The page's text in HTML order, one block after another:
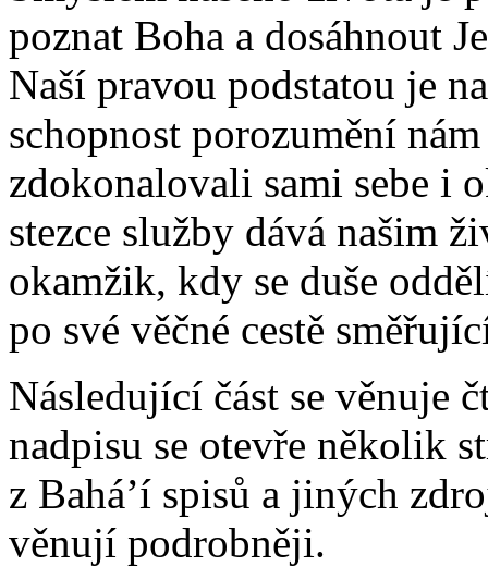
poznat Boha a dosáhnout
Naší pravou podstatou je
schopnost porozumění
zdokonalovali sami sebe i
stezce služby dává našim
okamžik, kdy se duše
po své věčné cestě
Následující část se věnuje
nadpisu se otevře několik
z Bahá’í spisů a jiných
věnují podrobněji.